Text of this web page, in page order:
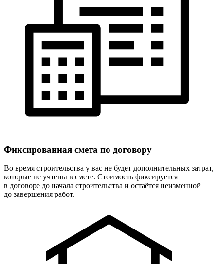
Фиксированная смета по договору
Во время строительства у вас не будет дополнительных затрат,
которые не учтены в смете. Стоимость фиксируется
в договоре до начала строительства и остаётся неизменной
до завершения работ.